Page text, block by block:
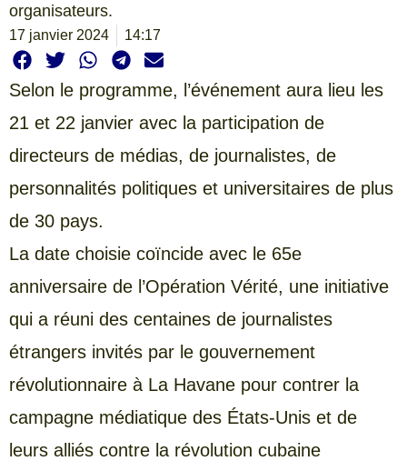
organisateurs.
17 janvier 2024 14:17
Selon le programme, l’événement aura lieu les
21 et 22 janvier avec la participation de
directeurs de médias, de journalistes, de
personnalités politiques et universitaires de plus
de 30 pays.
La date choisie coïncide avec le 65e
anniversaire de l’Opération Vérité, une initiative
qui a réuni des centaines de journalistes
étrangers invités par le gouvernement
révolutionnaire à La Havane pour contrer la
campagne médiatique des États-Unis et de
leurs alliés contre la révolution cubaine